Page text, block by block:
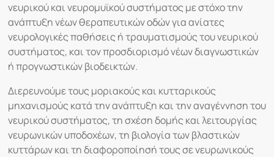
νευρικού και νευρομυϊκού συστήματος με στόχο την
ανάπτυξη νέων θεραπευτικών οδών για ανίατες
νευρολογικές παθήσεις ή τραυματισμούς του νευρικού
συστήματος, και τον προσδιορισμό νέων διαγνωστικών
ή προγνωστικών βιοδεικτών.
Διερευνούμε τους μοριακούς και κυτταρικούς
μηχανισμούς κατά την ανάπτυξη και την αναγέννηση του
νευρικού συστήματος, τη σχέση δομής και λειτουργίας
νευρωνικών υποδοχέων, τη βιολογία των βλαστικών
κυττάρων και τη διαφοροποίησή τους σε νευρωνικούς